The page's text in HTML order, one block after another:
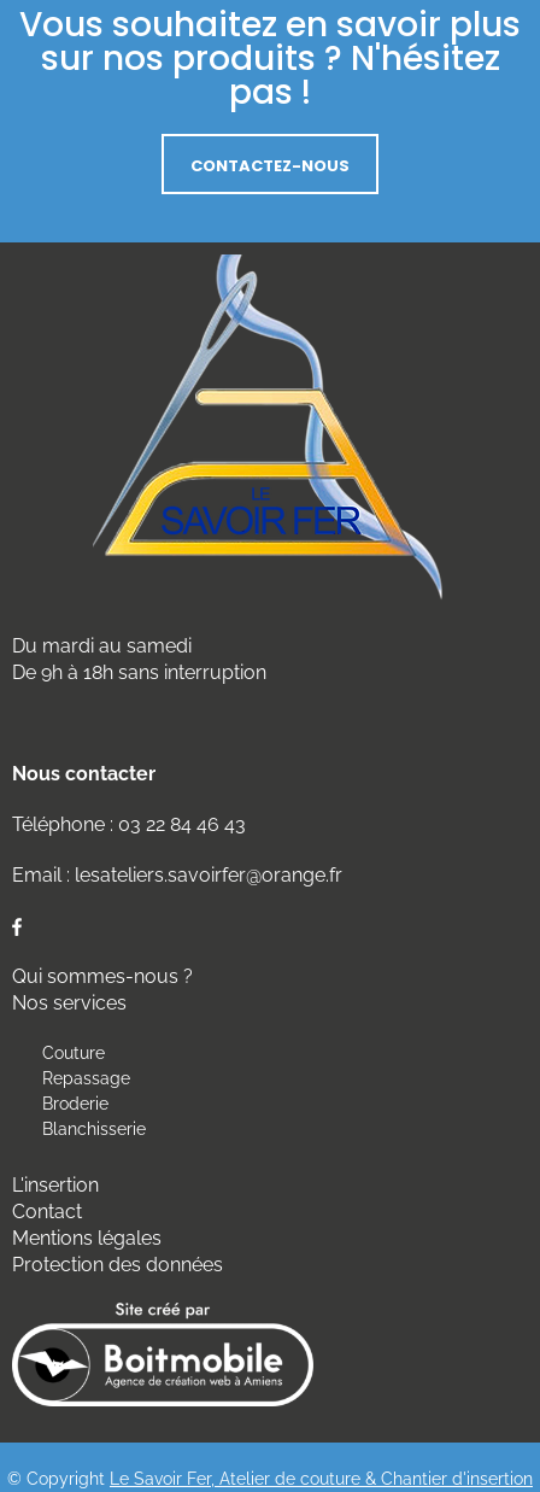
Vous souhaitez en savoir plus
sur nos produits ? N'hésitez
pas !
CONTACTEZ-NOUS
Du mardi au samedi
De 9h à 18h sans interruption
Nous contacter
Téléphone : 03 22 84 46 43
Email : lesateliers.savoirfer@orange.fr
Qui sommes-nous ?
Nos services
Couture
Repassage
Broderie
Blanchisserie
L'insertion
Contact
Mentions légales
Protection des données
© Copyright Le Savoir Fer, Atelier de couture & Chantier d'insertion